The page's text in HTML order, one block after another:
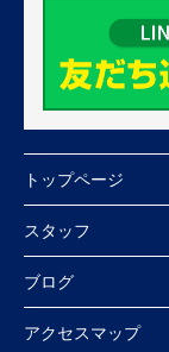
トップページ
スタッフ
ブログ
アクセスマップ